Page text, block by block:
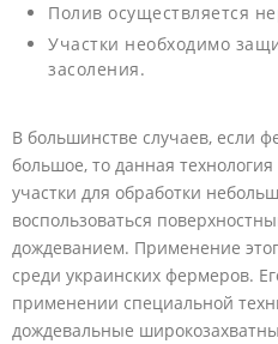
Полив осуществляется
Участки необходимо
засоления.
В большинстве случаев, если
большое, то данная
участки для обработки
воспользоваться
дождеванием. Применение
среди украинских фермеров.
применении специальной
дождевальные